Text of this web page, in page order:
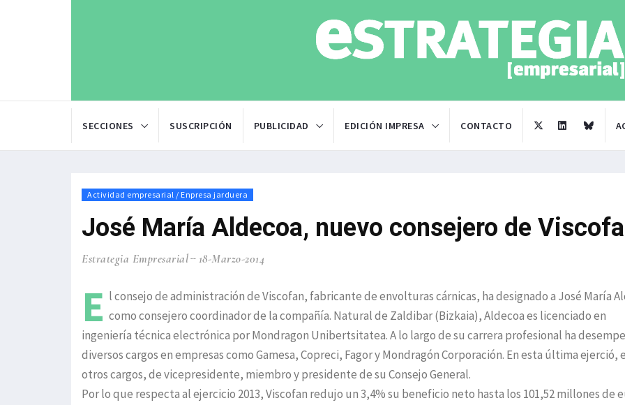
SECCIONES SUSCRIPCIÓN PUBLICIDAD EDICIÓN IMPRESA CONTACTO
Actividad empresarial / Enpresa jarduera
José María Aldecoa, nuevo consejero de
Estrategia Empresarial 18-Marzo-2014
E l consejo de administración de Viscofan, fabricante de envolturas cárnicas, ha designado a José María
como consejero coordinador de la compañía. Natural de Zaldibar (Bizkaia), Aldecoa es licenciado en
ingeniería técnica electrónica por Mondragon Unibertsitatea. A lo largo de su carrera profesional ha
diversos cargos en empresas como Gamesa, Copreci, Fagor y Mondragón Corporación. En esta última ejerció,
otros cargos, de vicepresidente, miembro y presidente de su Consejo General.
Por lo que respecta al ejercicio 2013, Viscofan redujo un 3,4% su beneficio neto hasta los 101,52 millones de